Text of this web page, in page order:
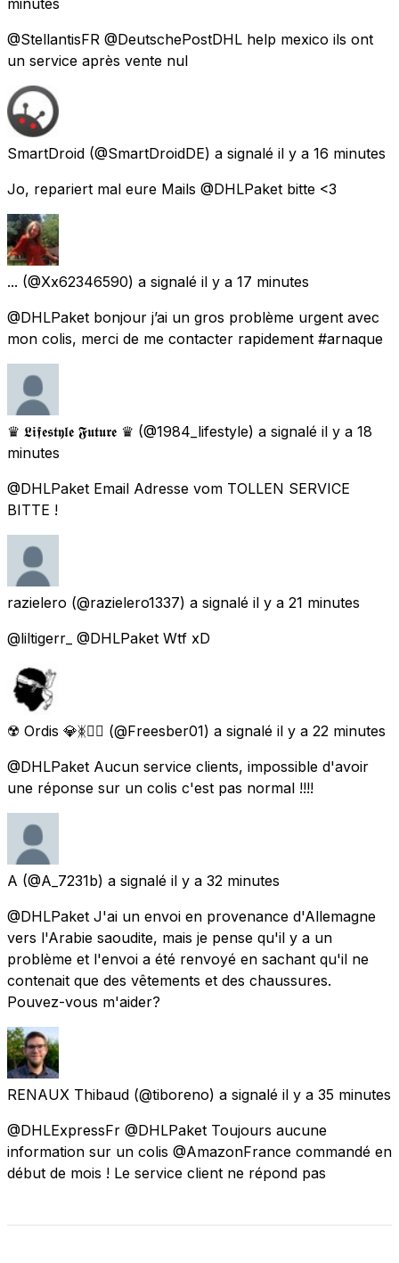
@StellantisFR @DeutschePostDHL help mexico ils ont
un service après vente nul
SmartDroid (@SmartDroidDE) a signalé il y a 16 minutes
Jo, repariert mal eure Mails @DHLPaket bitte <3
... (@Xx62346590) a signalé il y a 17 minutes
@DHLPaket bonjour j’ai un gros problème urgent avec
mon colis, merci de me contacter rapidement #arnaque
♛ 𝕷𝖎𝖋𝖊𝖘𝖙𝖞𝖑𝖊 𝕱𝖚𝖙𝖚𝖗𝖊 ♛ (@1984_lifestyle) a signalé il y a 18
minutes
@DHLPaket Email Adresse vom TOLLEN SERVICE
BITTE !
razielero (@razielero1337) a signalé il y a 21 minutes
@liltigerr_ @DHLPaket Wtf xD
☢️ Ordis 💎ᛤ🏴‍☠️ (@Freesber01) a signalé il y a 22 minutes
@DHLPaket Aucun service clients, impossible d'avoir
une réponse sur un colis c'est pas normal !!!!
A (@A_7231b) a signalé il y a 32 minutes
@DHLPaket J'ai un envoi en provenance d'Allemagne
vers l'Arabie saoudite, mais je pense qu'il y a un
problème et l'envoi a été renvoyé en sachant qu'il ne
contenait que des vêtements et des chaussures.
Pouvez-vous m'aider?
RENAUX Thibaud (@tiboreno) a signalé il y a 35 minutes
@DHLExpressFr @DHLPaket Toujours aucune
information sur un colis @AmazonFrance commandé en
début de mois ! Le service client ne répond pas